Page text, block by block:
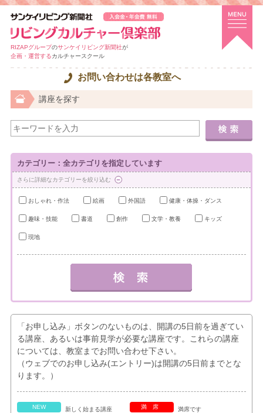
RIZAPグループのサンケイリビング新聞社が
企画・運営するカルチャースクール
お問い合わせは各教室へ
講座を探す
カテゴリー：全カテゴリを指定しています
さらに詳細なカテゴリーを絞り込む
おしゃれ・作法 絵画 外国語 健康・体操・ダンス
趣味・技能 書道 創作 文学・教養 キッズ
現地
「お申し込み」ボタンのないものは、開講の5日前を過ぎてい
る講座、あるいは事前見学が必要な講座です。これらの講座
については、教室までお問い合わせ下さい。
（ウェブでのお申し込み(エントリー)は開講の5日前までとな
ります。）
NEW 新しく始まる講座 満席 満席です